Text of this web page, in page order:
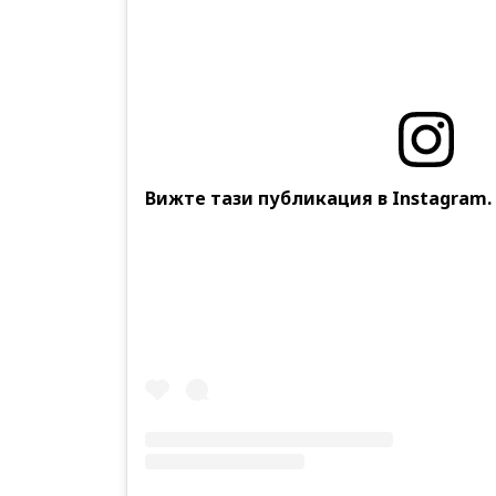
Вижте тази публикация в Instagram.